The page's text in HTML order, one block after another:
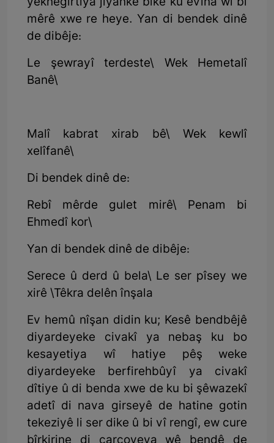
mêrê xwe re heye. Yan di bendek dinê
de dibêje:
Le şewrayî terdeste\ Wek Hemetalî
Banê\
Malî kabrat xirab bê\ Wek kewlî
xelîfanê\
Di bendek dinê de:
Rebî mêrde gulet mirê\ Penam bi
Ehmedî kor\
Yan di bendek dinê de dibêje:
Serece û derd û bela\ Le ser pîsey we
xirê \Têkra delên înşala
Ev hemû nîşan didin ku; Kesê bendbêjê
diyardeyeke civakî ya nebaş ku bo
kesayetiya wî hatiye pêş weke
diyardeyeke berfirehbûyî ya civakî
dîtiye û di benda xwe de ku bi şêwazekî
adetî di nava girseyê de hatine gotin
tekeziyê li ser dike û bi vî rengî, ew cure